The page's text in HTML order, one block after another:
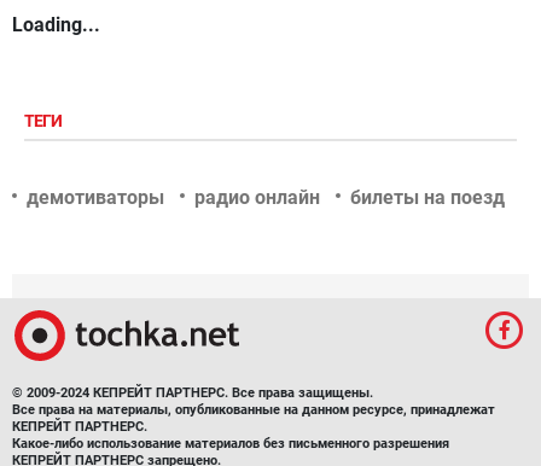
Loading...
ТЕГИ
демотиваторы радио онлайн билеты на поезд
© 2009-2024 КЕПРЕЙТ ПАРТНЕРС. Все права защищены.
Все права на материалы, опубликованные на данном ресурсе, принадлежат
КЕПРЕЙТ ПАРТНЕРС.
Какое-либо использование материалов без письменного разрешения
КЕПРЕЙТ ПАРТНЕРС запрещено.